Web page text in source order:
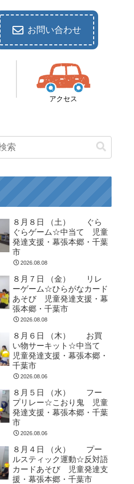
お問い合わせ
アクセス
８月８日 （土） ぐら
ぐらゲーム☆中当て 児童
発達支援・幕張本郷・千葉
市
2026.08.08
８月７日 （金） リレ
ーゲーム☆ひらがなカード
あそび 児童発達支援・幕
張本郷・千葉市
2026.08.08
８月６日 （木） お買
い物サーキット☆中当て
児童発達支援・幕張本郷・
千葉市
2026.08.06
８月５日 （水） フー
プリレー☆こおり鬼 児童
発達支援・幕張本郷・千葉
市
2026.08.06
８月４日 （火） プー
ルスティック運動☆反対語
カードあそび 児童発達支
援・幕張本郷・千葉市